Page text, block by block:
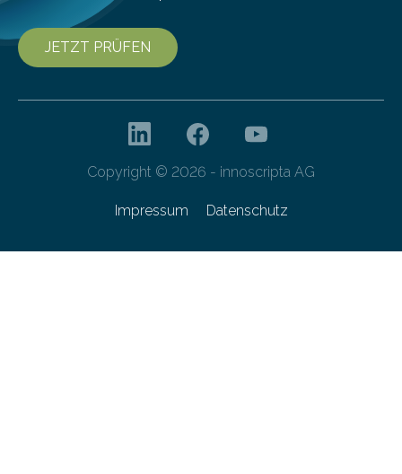
JETZT PRÜFEN
Copyright © 2026 - innoscripta AG
Impressum Datenschutz